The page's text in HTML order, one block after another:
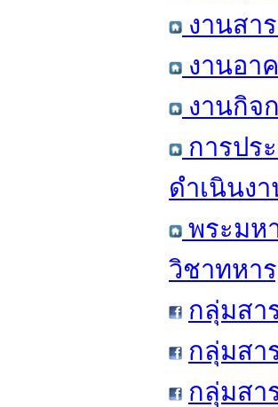
งานสา
งานอา
งานกิจ
การปร
ดำเนินง
พระมห
วิชาทหา
กลุ่มสา
กลุ่มสา
กลุ่มสา